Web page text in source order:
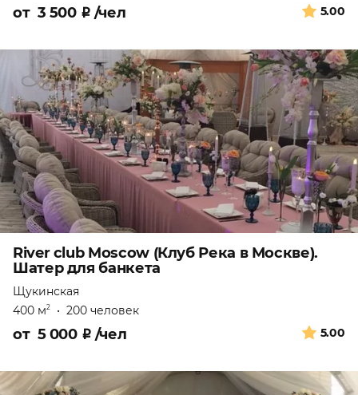
5.00
от 3 500 ₽ /чел
River club Moscow (Клуб Река в Москве).
Шатер для банкета
Щукинская
400 м2 • 200 человек
5.00
от 5 000 ₽ /чел